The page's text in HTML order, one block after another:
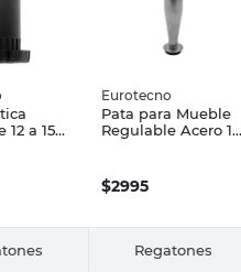
12 a 15
Eurotecno
Pata para Mueble
Regulable Acero 15
$2995
Regatones